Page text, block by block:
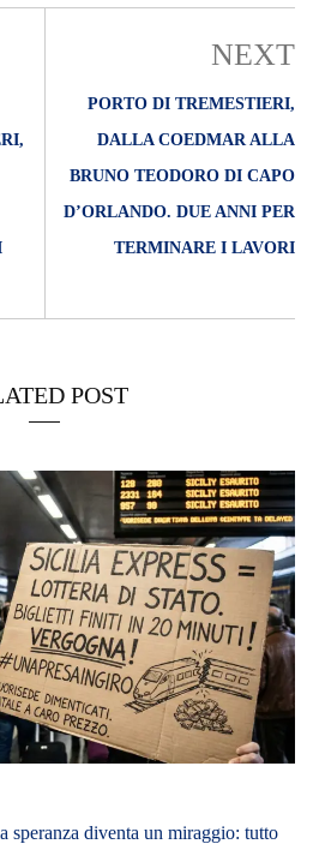
NEXT
PORTO DI TREMESTIERI,
DALLA COEDMAR ALLA
BRUNO TEODORO DI CAPO
D’ORLANDO. DUE ANNI PER
TERMINARE I LAVORI
POST
speranza diventa un miraggio: tutto